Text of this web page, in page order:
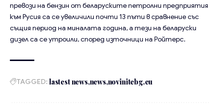
превози на бензин от беларуските петролни предприятия
към Русия са се увеличили почти 13 пъти в сравнение със
същия период на миналата година, а тези на беларуски
дизел са се утроили, според източници на Ройтерс.
TAGGED: lastest news news novinitebg.eu